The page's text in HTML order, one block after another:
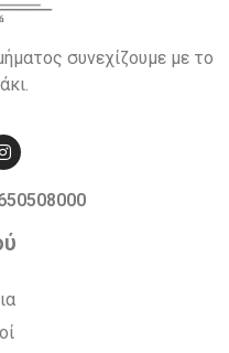
συνεχίζουμε με το